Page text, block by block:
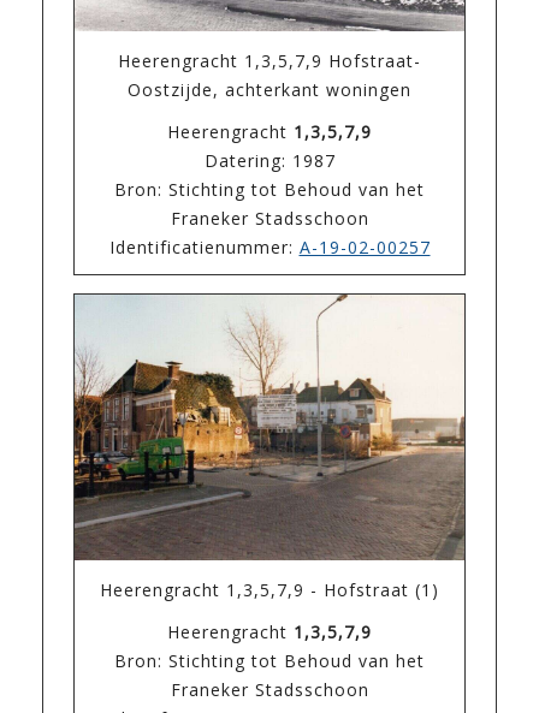
Heerengracht 1,3,5,7,9 Hofstraat-
Oostzijde, achterkant woningen
Heerengracht 1,3,5,7,9
Datering: 1987
Bron: Stichting tot Behoud van het
Franeker Stadsschoon
Identificatienummer: A-19-02-00257
Heerengracht 1,3,5,7,9 - Hofstraat (1)
Heerengracht 1,3,5,7,9
Bron: Stichting tot Behoud van het
Franeker Stadsschoon